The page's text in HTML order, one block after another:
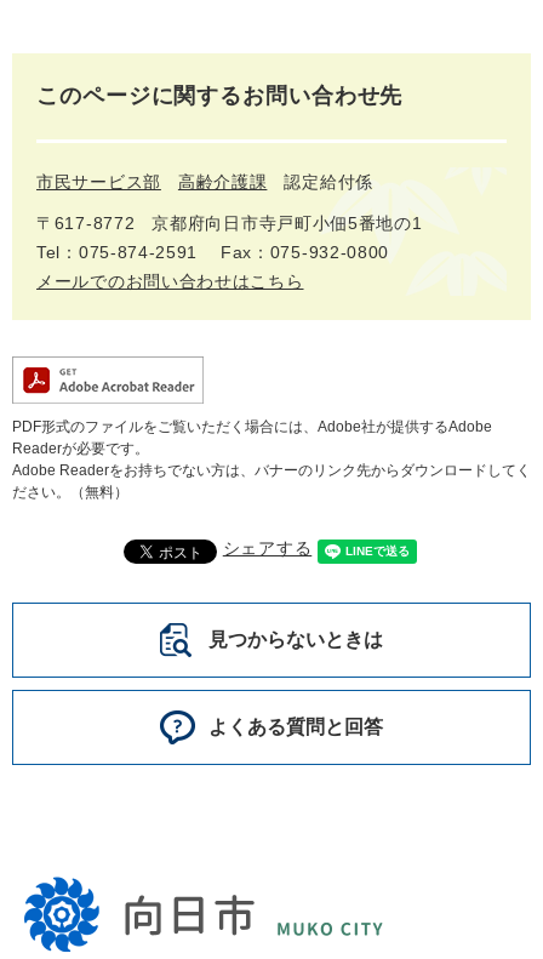
このページに関するお問い合わせ先
市民サービス部 高齢介護課 認定給付係
〒617-8772
京都府向日市寺戸町小佃5番地の1
Tel：075-874-2591
Fax：075-932-0800
メールでのお問い合わせはこちら
PDF形式のファイルをご覧いただく場合には、Adobe社が提供するAdobe
Readerが必要です。
Adobe Readerをお持ちでない方は、バナーのリンク先からダウンロードしてく
ださい。（無料）
シェアする
見つからないときは
よくある質問と回答
向
日
市